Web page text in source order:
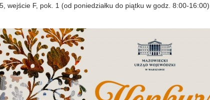
wejście F, pok. 1 (od poniedziałku do piątku w godz. 8:00-16:00).